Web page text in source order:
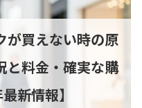
が買えない時の原
と料金・確実な購
新情報】